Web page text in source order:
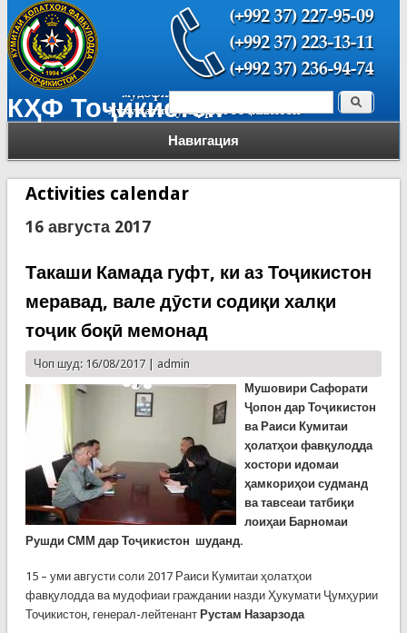
КҲФ Тоҷикистон
Навигация
Форма поиска Поиск
Activities calendar
16 августа 2017
Такаши Камада гуфт, ки аз Тоҷикистон
меравад, вале дӯсти содиқи халқи
тоҷик боқӣ мемонад
Чоп шуд: 16/08/2017 | admin
Мушовири Сафорати
Ҷопон дар Тоҷикистон
ва Раиси Кумитаи
ҳолатҳои фавқулодда
хостори идомаи
ҳамкориҳои судманд
ва тавсеаи татбиқи
лоиҳаи Барномаи
Рушди СММ дар Тоҷикистон шуданд.
15 – уми августи соли 2017 Раиси Кумитаи ҳолатҳои
фавқулодда ва мудофиаи граждании назди Ҳукумати Ҷумҳурии
Тоҷикистон, генерал-лейтенант Рустам Назарзода